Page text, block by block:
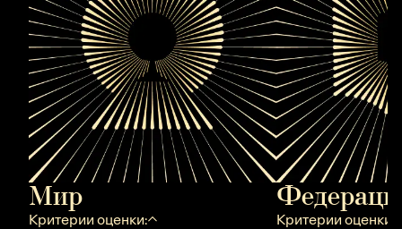
Мир
Критерии оценки: Критерии оценки: